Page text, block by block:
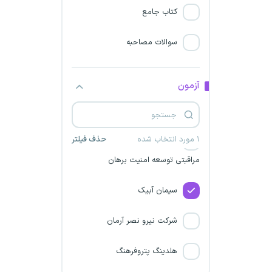
کتاب جامع
سوالات مصاحبه
آزمون
۱ مورد انتخاب شده حذف فیلتر
شرکت نظم گستران مبین
دهیاری های کشور
موسسه خدمات حفاظتی و
مراقبتی توسعه امنیت برهان
سیمان آبیک
شرکت نیرو نصر آرمان
هلدینگ پتروفرهنگ